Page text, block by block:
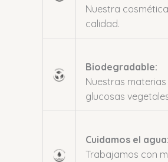
Nuestra
calidad.
Biodegradable:
Nuestras
glucosas
Cuidamos el agua:
Trabajamos con